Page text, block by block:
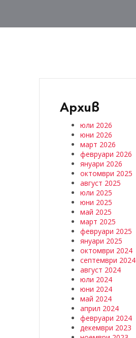
Архив
юли 2026
юни 2026
март 2026
февруари 2026
януари 2026
октомври 2025
август 2025
юли 2025
юни 2025
май 2025
март 2025
февруари 2025
януари 2025
октомври 2024
септември 2024
август 2024
юли 2024
юни 2024
май 2024
април 2024
февруари 2024
декември 2023